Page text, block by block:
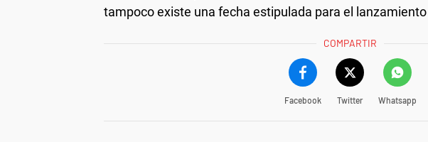
tampoco existe una fecha estipulada para el
COMPARTIR
Facebook Twitter Whatsapp